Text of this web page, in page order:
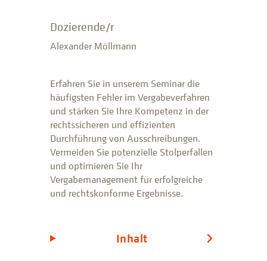
Erfahren Sie in unserem Seminar die
häufigsten Fehler im Vergabeverfahren
und stärken Sie Ihre Kompetenz in der
rechtssicheren und effizienten
Durchführung von Ausschreibungen.
Vermeiden Sie potenzielle Stolperfallen
und optimieren Sie Ihr
Vergabemanagement für erfolgreiche
und rechtskonforme Ergebnisse.
Dozierende/r
Alexander Möllmann
Inhalt